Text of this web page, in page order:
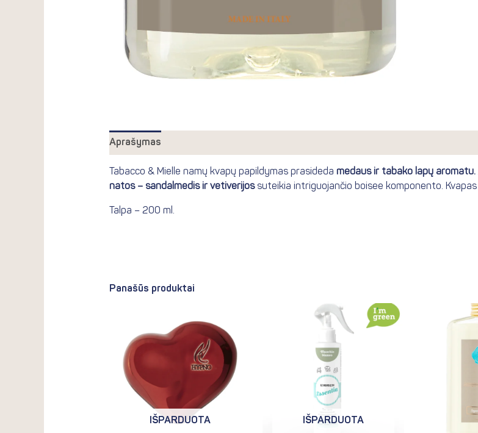
Aprašymas
Tabacco & Mielle namų kvapų papildymas prasideda medaus ir tabako lapų aromatu.
natos – sandalmedis ir vetiverijossuteikia intriguojančio boisee komponento.
Talpa – 200 ml.
Panašūs produktai
IŠPARDUOTA IŠPARDUOTA